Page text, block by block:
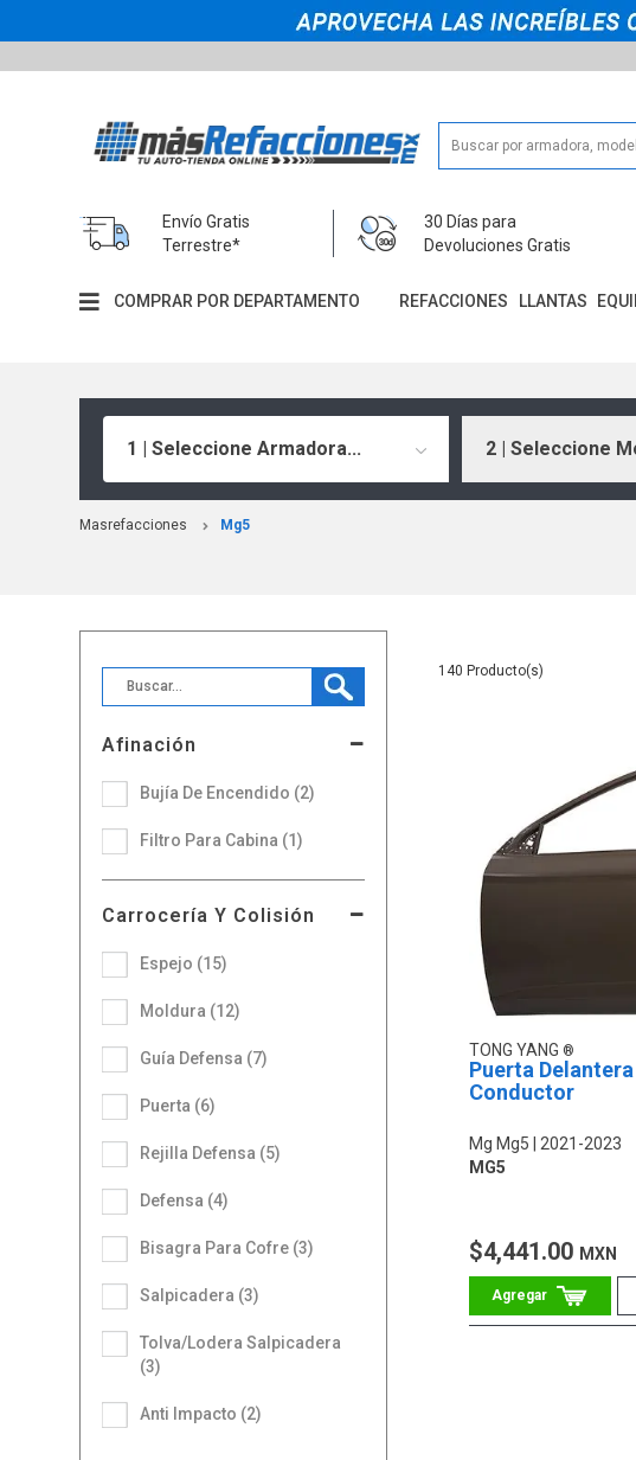
Envío Gratis
Terrestre*
30 Días para
Devoluciones Gratis
COMPRAR POR DEPARTAMENTO REFACCIONES LLANTAS
1 | Seleccione Armadora... 2 | Seleccione
Masrefacciones Mg5
Afinación
Bujía De Encendido (2)
Filtro Para Cabina (1)
Carrocería Y Colisión
Espejo (15)
Moldura (12)
Guía Defensa (7)
Puerta (6)
Rejilla Defensa (5)
Defensa (4)
Bisagra Para Cofre (3)
Salpicadera (3)
Tolva/Lodera Salpicadera
(3)
Anti Impacto (2)
140
TONG YANG
Puerta
Conductor
Mg Mg5
2021-2023
MG5
$4,441.00 MXN